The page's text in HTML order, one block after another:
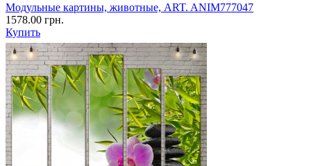
Модульные картины, животные, ART. ANIM777047
1578.00 грн.
Купить